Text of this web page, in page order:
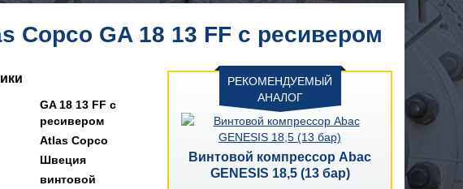
Copco GA 18 13 FF с ресивером
GA 18 13 FF с
ресивером
Atlas Copco
Швеция
винтовой
РЕКОМЕНДУЕМЫЙ
АНАЛОГ
Винтовой компрессор Abac
GENESIS 18,5 (13 бар)